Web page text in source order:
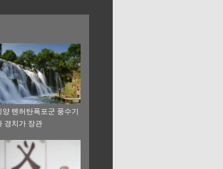
양 톈허탄폭포군 풍수기
경치가 장관